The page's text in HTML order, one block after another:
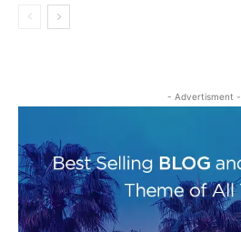
- Advertisment -